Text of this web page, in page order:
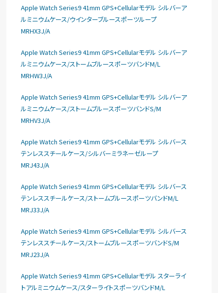
Apple Watch Series9 41mm GPS+Cellularモデル シルバーア
ルミニウムケース/ウインターブルースポーツループ
MRHX3J/A
Apple Watch Series9 41mm GPS+Cellularモデル シルバーア
ルミニウムケース/ストームブルースポーツバンドM/L
MRHW3J/A
Apple Watch Series9 41mm GPS+Cellularモデル シルバーア
ルミニウムケース/ストームブルースポーツバンドS/M
MRHV3J/A
Apple Watch Series9 41mm GPS+Cellularモデル シルバース
テンレススチールケース/シルバーミラネーゼループ
MRJ43J/A
Apple Watch Series9 41mm GPS+Cellularモデル シルバース
テンレススチールケース/ストームブルースポーツバンドM/L
MRJ33J/A
Apple Watch Series9 41mm GPS+Cellularモデル シルバース
テンレススチールケース/ストームブルースポーツバンドS/M
MRJ23J/A
Apple Watch Series9 41mm GPS+Cellularモデル スターライ
トアルミニウムケース/スターライトスポーツバンドM/L